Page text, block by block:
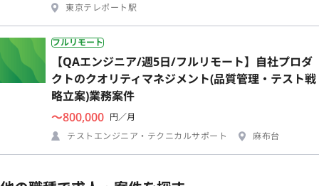
東京テレポート駅
フルリモート
【QAエンジニア/週5日/フルリモート】自社プロダ
クトのクオリティマネジメント(品質管理・テスト戦
略立案)業務案件
〜800,000 円／月
テストエンジニア・テクニカルサポート
麻布台